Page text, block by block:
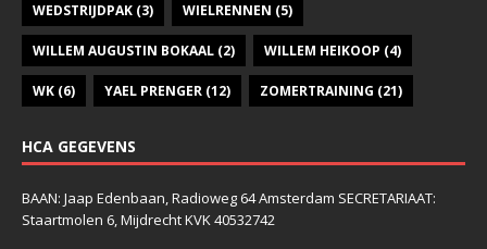
WEDSTRIJDPAK (3) WIELRENNEN (5)
WILLEM AUGUSTIN BOKAAL (2) WILLEM HEIKOOP (4)
WK (6) YAEL PRENGER (12) ZOMERTRAINING (21)
HCA GEGEVENS
BAAN: Jaap Edenbaan, Radioweg 64 Amsterdam SECRETARIAAT:
Staartmolen 6, Mijdrecht KVK 40532742